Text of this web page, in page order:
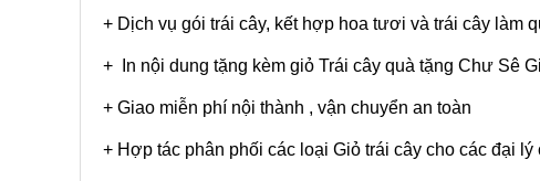
+ Dịch vụ gói trái cây, kết hợp hoa tươi và trái cây làm
+ In nội dung tặng kèm giỏ Trái cây quà tặng Chư Sê
+ Giao miễn phí nội thành , vận chuyển an toàn
+ Hợp tác phân phối các loại Giỏ trái cây cho các đại lý